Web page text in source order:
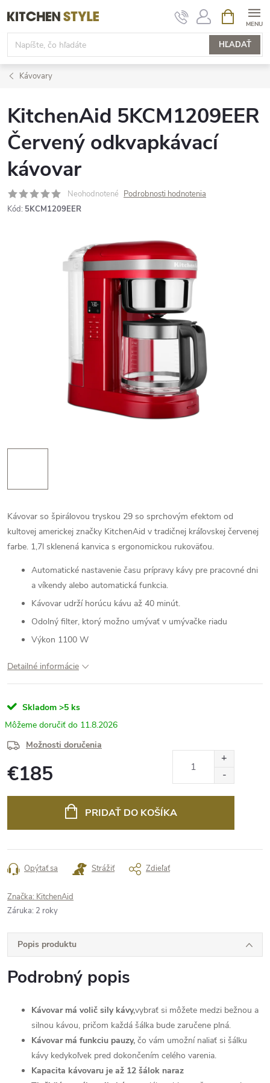
na
obsah
HĽADAŤ
KOŠÍK
Kávovary
KitchenAid 5KCM1209EER
Červený odkvapkávací
kávovar
Neohodnotené Podrobnosti hodnotenia
Kód: 5KCM1209EER
Kávovar so špirálovou tryskou 29 so sprchovým efektom od
kultovej americkej značky KitchenAid v tradičnej kráľovskej červenej
farbe. 1,7l sklenená kanvica s ergonomickou rukoväťou.
Automatické nastavenie času prípravy kávy pre pracovné dni
a víkendy alebo automatická funkcia.
Kávovar udrží horúcu kávu až 40 minút.
Odolný filter, ktorý možno umývať v umývačke riadu
Výkon 1100 W
Detailné informácie
Skladom >5 ks
11.8.2026
Možnosti doručenia
€185
PRIDAŤ DO KOŠÍKA
Opýtať sa Strážiť Zdieľať
Značka: KitchenAid
Záruka: 2 roky
Popis produktu
Podrobný popis
Kávovar má volič sily kávy,vybrať si môžete medzi bežnou a
silnou kávou, pričom každá šálka bude zaručene plná.
Kávovar má funkciu pauzy, čo vám umožní naliať si šálku
kávy kedykoľvek pred dokončením celého varenia.
Kapacita kávovaru je až 12 šálok naraz